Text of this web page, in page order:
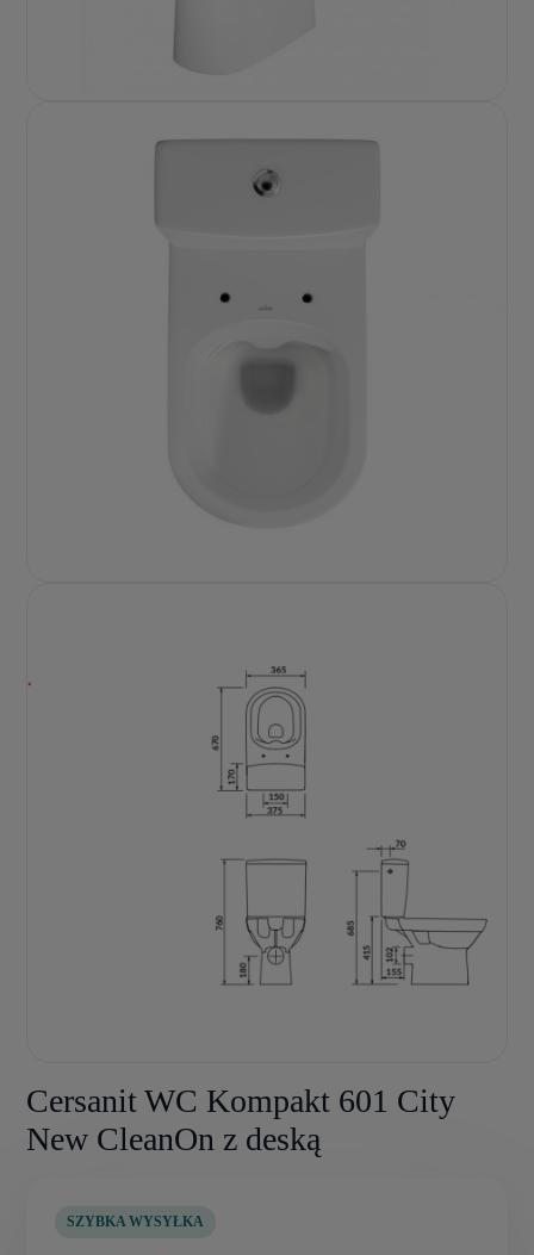
Cersanit WC Kompakt 601 City
New CleanOn z deską
SZYBKA WYSYŁKA